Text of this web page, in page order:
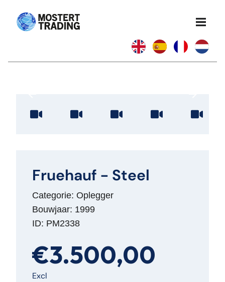
Fruehauf - Steel
Categorie: Oplegger
Bouwjaar: 1999
ID: PM2338
€3.500,00
Excl